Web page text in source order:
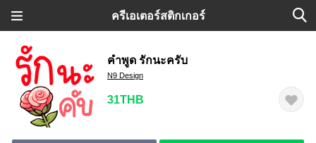
ครีเอเตอร์สติกเกอร์
คำพูด รักนะครับ
N9 Design
31THB